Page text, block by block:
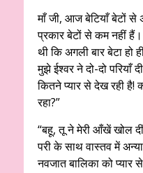
माँ जी, आज बेटियाँ बेटों से
प्रकार बेटों से कम नहीं
थी कि अगली बार बेटा हो
मुझे ईश्वर ने दो-दो
कितने प्यार से देख रही है!
रहा?”
“बहू, तू ने मेरी आँखें खोल
परी के साथ वास्तव में
नवजात बालिका को प्यार